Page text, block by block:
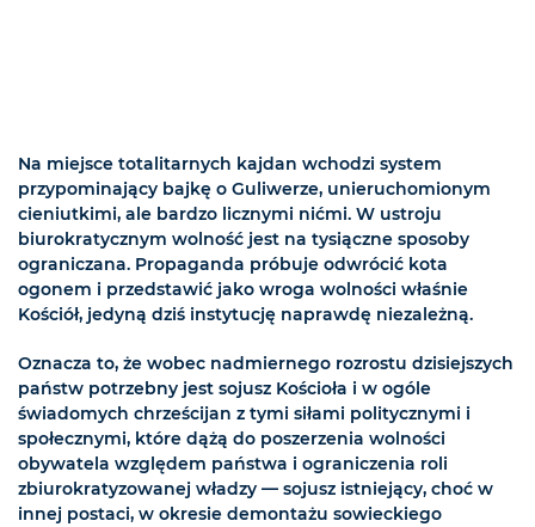
Na miejsce totalitarnych kajdan wchodzi system
przypominający bajkę o Guliwerze, unieruchomionym
cieniutkimi, ale bardzo licznymi nićmi. W ustroju
biurokratycznym wolność jest na tysiączne sposoby
ograniczana. Propaganda próbuje odwrócić kota
ogonem i przedstawić jako wroga wolności właśnie
Kościół, jedyną dziś instytucję naprawdę niezależną.
Oznacza to, że wobec nadmiernego rozrostu dzisiejszych
państw potrzebny jest sojusz Kościoła i w ogóle
świadomych chrześcijan z tymi siłami politycznymi i
społecznymi, które dążą do poszerzenia wolności
obywatela względem państwa i ograniczenia roli
zbiurokratyzowanej władzy — sojusz istniejący, choć w
innej postaci, w okresie demontażu sowieckiego